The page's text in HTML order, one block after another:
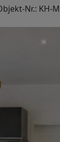
Nr.: KH-